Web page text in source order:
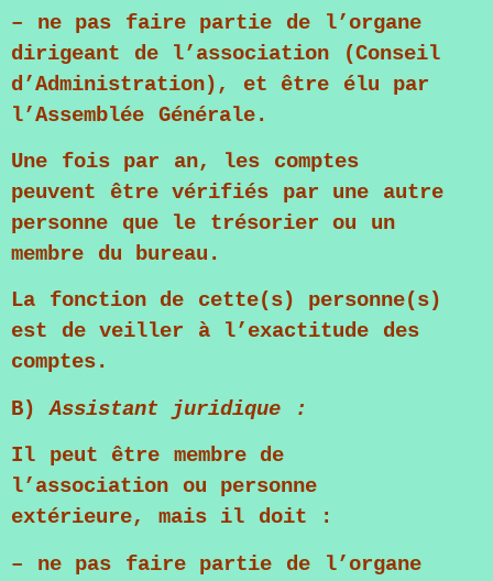
– ne pas faire partie de l’organe
dirigeant de l’association (Conseil
d’Administration), et être élu par
l’Assemblée Générale.
Une fois par an, les comptes
peuvent être vérifiés par une autre
personne que le trésorier ou un
membre du bureau.
La fonction de cette(s) personne(s)
est de veiller à l’exactitude des
comptes.
B)Assistant juridique :
Il peut être membre de
l’association ou personne
extérieure, mais il doit :
– ne pas faire partie de l’organe